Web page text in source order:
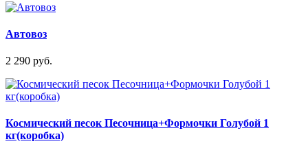
Автовоз
2 290 руб.
Космический песок Песочница+Формочки Голубой 1
кг(коробка)